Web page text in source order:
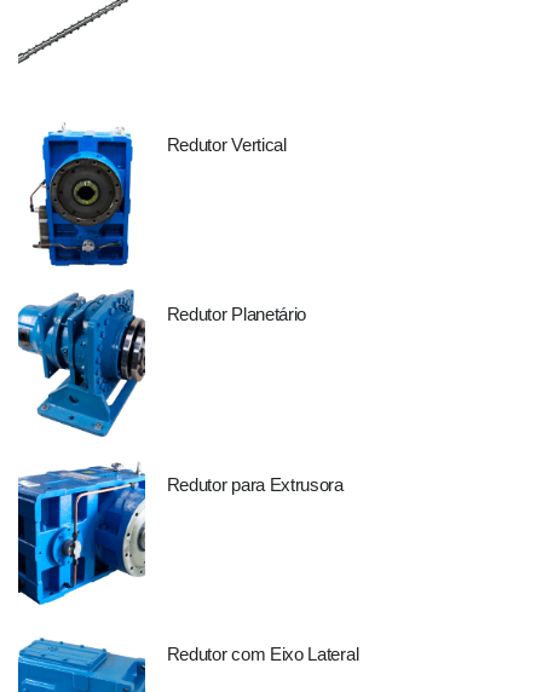
Redutor Vertical
Redutor Planetário
Redutor para Extrusora
Redutor com Eixo Lateral